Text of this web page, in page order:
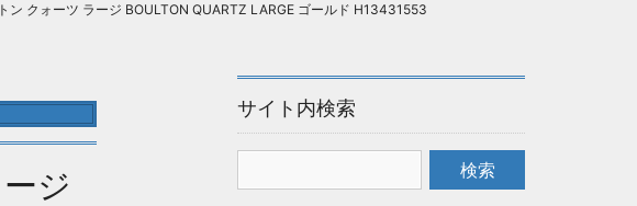
ン クォーツ ラージ BOULTON QUARTZ LARGE ゴールド H13431553
ジ
サイト内検索